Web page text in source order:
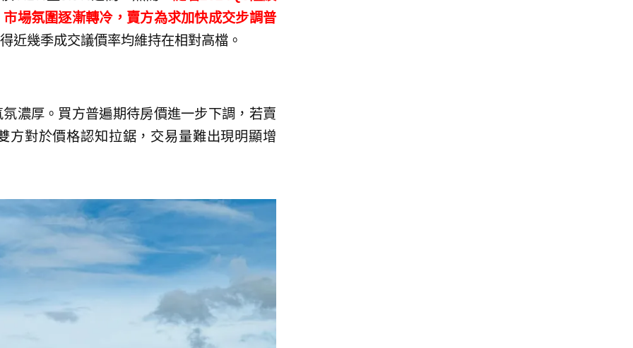
場氛圍逐漸轉冷，賣方為求加快成交步調普
近幾季成交議價率均維持在相對高檔。
濃厚。買方普遍期待房價進一步下調，若賣
方對於價格認知拉鋸，交易量難出現明顯增